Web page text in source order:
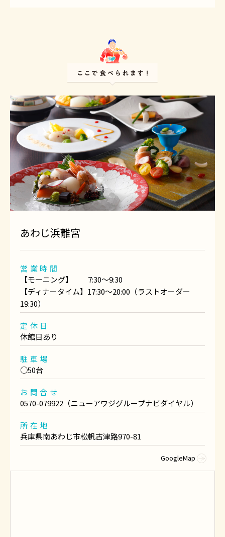
あわじ浜離宮
営業時間
【モーニング】 7:30～9:30
【ディナータイム】17:30～20:00（ラストオーダー
19:30）
定休日
休館日あり
駐車場
○50台
お問合せ
0570-079922（ニューアワジグループナビダイヤル）
所在地
兵庫県南あわじ市松帆古津路970-81
GoogleMap